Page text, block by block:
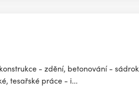
- zdění, betonování -
tesařské práce - i...